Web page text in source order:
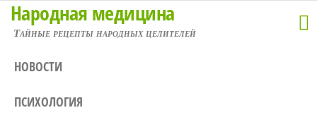
Перейти
Народная медицина
Тайные рецепты народных целителей
НОВОСТИ
ПСИХОЛОГИЯ